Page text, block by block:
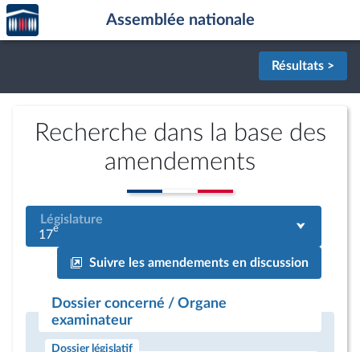
Aller au contenu
Aller en bas de la page
Accèder
à la
page
Assemblée nationale
Résultats >
Recherche dans la base des
amendements
Législature
17e
Suivre les amendements en discussion
Dossier concerné / Organe
examinateur
Dossier législatif